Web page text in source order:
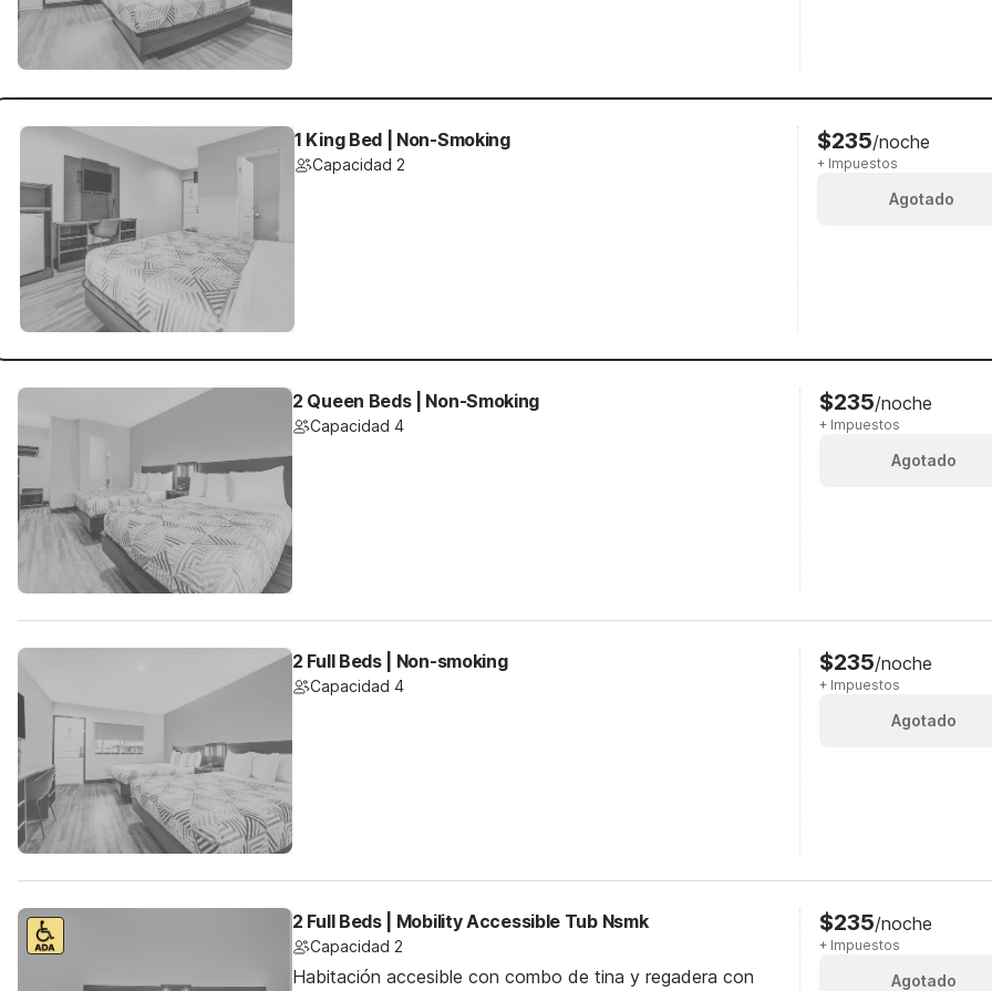
1 King Bed | Non-Smoking
Capacidad 2
$235/noche
+ Impuestos
Agotado
2 Queen Beds | Non-Smoking
Capacidad 4
$235/noche
+ Impuestos
Agotado
2 Full Beds | Non-smoking
Capacidad 4
$235/noche
+ Impuestos
Agotado
2 Full Beds | Mobility Accessible Tub Nsmk
Capacidad 2
Habitación accesible con combo de tina y regadera con
$235/noche
+ Impuestos
Agotado